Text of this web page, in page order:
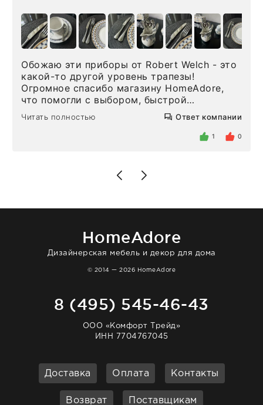
Обожаю эти приборы от Robert Welch - это
какой-то другой уровень трапезы!
Огромное спасибо магазину HomeAdore,
что помогли с выбором, быстрой
доставкой и высоким сервисом. Один раз
была здесь лично, забирала чайные ложки,
внутри очень много антикварной посуды,
Позже заказывала остальные приборы -
доставили сдэком на следующий день к
отвечает очень быстро. Взаимодействием
Читать полностью Ответ компании
1 0
HomeAdore
Дизайнерская мебель и декор для дома
© 2014 — 2026 HomeAdore
8 (495) 545-46-43
ООО «Комфорт Трейд»
ИНН 7704767045
Доставка Оплата Контакты
Возврат Поставщикам